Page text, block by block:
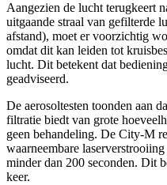
Aangezien de lucht terugkeert
uitgaande straal van gefilterde
afstand), moet er voorzichtig
omdat dit kan leiden tot
lucht. Dit betekent dat
geadviseerd.
De aerosoltesten toonden aan
filtratie biedt van grote
geen behandeling. De City-M
waarneembare
minder dan 200 seconden. Dit
keer.